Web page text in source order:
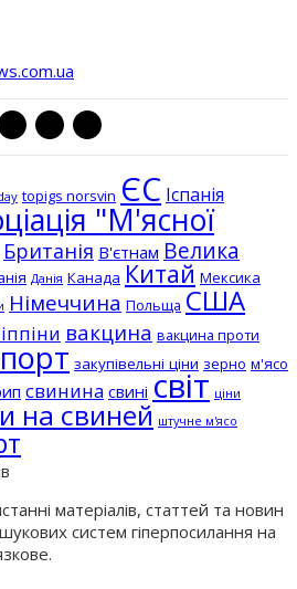
topigs norsvin ЄС Іспанія
"М'ясної
Британія В'єтнам Велика
Данія Канада Китай Мексика
Німеччина Польща США
вакцина вакцина проти
закупівельні ціни зерно м'ясо
свинина свині світ ціни
на свиней штучне м'ясо
матеріалів, статтей та новин
систем гіперпосилання на